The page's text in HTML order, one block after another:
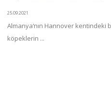
25.09.2021
Almanya‘nın Hannover kentindeki
köpeklerin ...